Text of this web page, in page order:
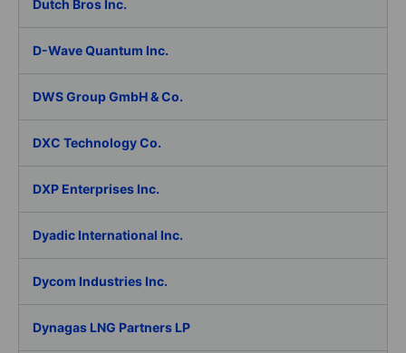
Dutch Bros Inc.
D-Wave Quantum Inc.
DWS Group GmbH & Co.
DXC Technology Co.
DXP Enterprises Inc.
Dyadic International Inc.
Dycom Industries Inc.
Dynagas LNG Partners LP